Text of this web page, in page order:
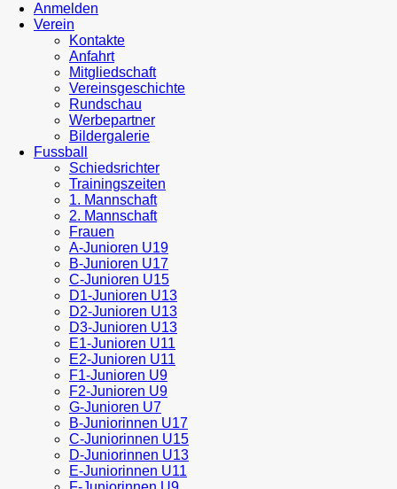
Anmelden
Verein
Kontakte
Anfahrt
Mitgliedschaft
Vereinsgeschichte
Rundschau
Werbepartner
Bildergalerie
Fussball
Schiedsrichter
Trainingszeiten
1. Mannschaft
2. Mannschaft
Frauen
A-Junioren U19
B-Junioren U17
C-Junioren U15
D1-Junioren U13
D2-Junioren U13
D3-Junioren U13
E1-Junioren U11
E2-Junioren U11
F1-Junioren U9
F2-Junioren U9
G-Junioren U7
B-Juniorinnen U17
C-Juniorinnen U15
D-Juniorinnen U13
E-Juniorinnen U11